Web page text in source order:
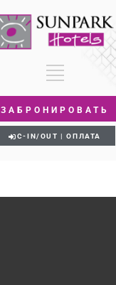
ЗАБРОНИРОВАТЬ
C-IN/OUT | ОПЛАТА